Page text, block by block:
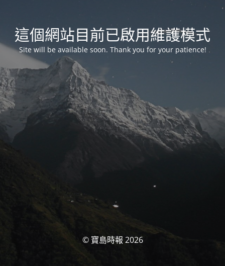
這個網站目前已啟用維護模式
Site will be available soon. Thank you for your patience!
© 寶島時報 2026